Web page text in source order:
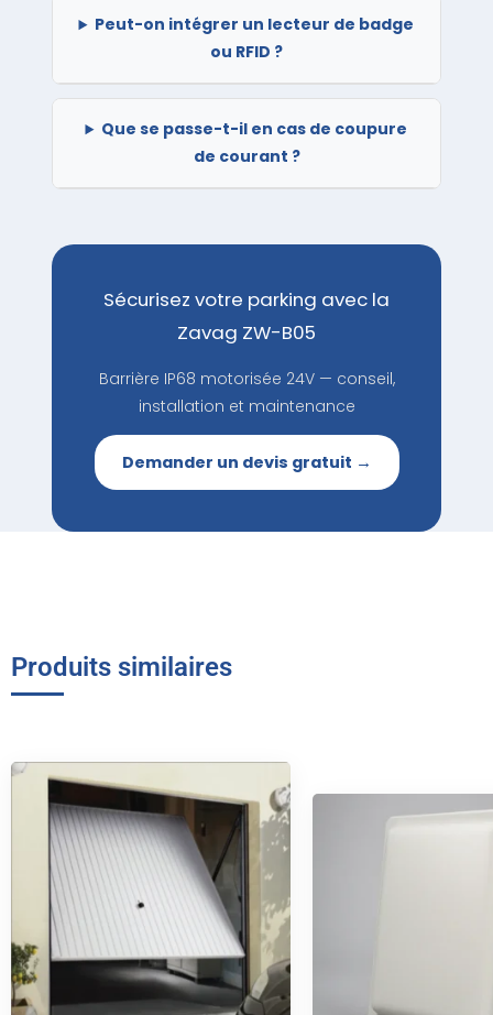
Peut-on intégrer un lecteur de badge
ou RFID ?
Que se passe-t-il en cas de coupure
de courant ?
Sécurisez votre parking avec la
Zavag ZW-B05
Barrière IP68 motorisée 24V — conseil,
installation et maintenance
Demander un devis gratuit →
Produits similaires